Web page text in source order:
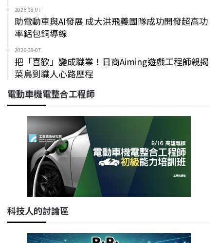
2026-08-07
助電動車與AI發展 成大洪飛義團隊成功開發超高功
率鋁包銅導線
2026-08-07
把「喜歡」變成職業！日商Aiming遊戲工程師親揭
菜鳥到職人心路歷程
電動車機電整合工程師
科技人的討論區